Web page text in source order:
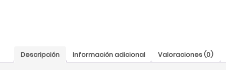
B21
cantidad
Descripción Información adicional Valoraciones (0)